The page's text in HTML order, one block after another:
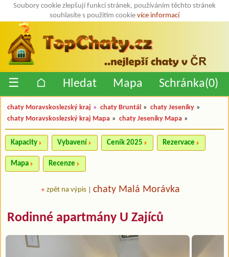
Soubory cookie zlepšují funkci stránek, používáním těchto stránek
souhlasíte s použitím cookie více informací
☰ ⌂ Hledat Mapa Schránka(0)
chaty Moravskoslezský kraj » chaty Bruntál » chaty Jeseníky »
chaty Moravskoslezský kraj Mapa » chaty Jeseníky Mapa »
Kapacity Vybavení Ceník 2025 Rezervace
Mapa Recenze
« zpět na výpis chaty Malá Morávka
Rodinné apartmány U Zajíců